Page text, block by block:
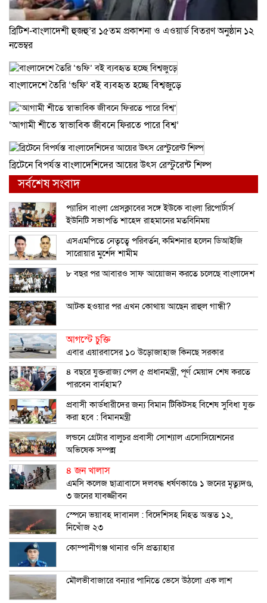
ব্রিটিশ-বাংলাদেশী হুজহু’র ১৫তম প্রকাশনা ও এওয়ার্ড বিতরণ অনুষ্ঠান ১২
নভেম্বর
বাংলাদেশে তৈরি ‘গুফি’ বই ব্যবহৃত হচ্ছে বিশ্বজুড়ে
‘আগামী শীতে স্বাভাবিক জীবনে ফিরতে পারে বিশ্ব’
ব্রিটে‌নে বিপর্যস্ত বাংলা‌দেশিদের আ‌য়ের উৎস রেস্টু‌রেন্ট শিল্প
সর্বশেষ সংবাদ
প্যারিস বাংলা প্রেসক্লাবের সঙ্গে ইউকে বাংলা রিপোর্টার্স
ইউনিটি সভাপতি শাহেদ রাহমানের মতবিনিময়
এসএমপিতে নেতৃত্বে পরিবর্তন, কমিশনার হলেন ডিআইজি
সারোয়ার মুর্শেদ শামীম
৮ বছর পর আবারও সাফ আয়োজন করতে চলেছে বাংলাদেশ
আটক হওয়ার পর এখন কোথায় আছেন রাহুল গান্ধী?
আগস্টে চুক্তি
এবার এয়ারবাসের ১০ উড়োজাহাজ কিনছে সরকার
৪ বছরে যুক্তরাজ্য পেল ৫ প্রধানমন্ত্রী, পূর্ণ মেয়াদ শেষ করতে
পারবেন বার্নহাম?
প্রবাসী কার্ডধারীদের জন্য বিমান টিকিটসহ বিশেষ সুবিধা যুক্ত
করা হবে : বিমানমন্ত্রী
লন্ডনে গ্রেটার বালুচর প্রবাসী সোশ্যাল এসোসিয়েশনের
অভিষেক সম্পন্ন
৪ জন খালাস
এমসি কলেজ ছাত্রাবাসে দলবদ্ধ ধর্ষণকাণ্ডে ১ জনের মৃত্যুদণ্ড,
৩ জনের যাবজ্জীবন
স্পেনে ভয়াবহ দাবানল : বিদেশিসহ নিহত অন্তত ১২,
নিখোঁজ ২৩
কোম্পানীগঞ্জ থানার ওসি প্রত্যাহার
মৌলভীবাজারে বন্যার পানিতে ভেসে উঠলো এক লাশ